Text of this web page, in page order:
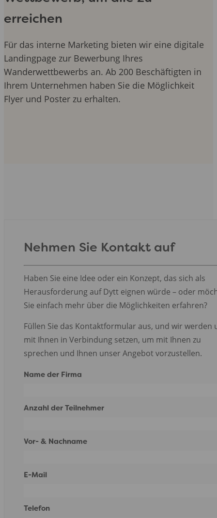
erreichen
Für das interne Marketing bieten wir eine digitale
Landingpage zur Bewerbung Ihres
Wanderwettbewerbs an. Ab 200 Beschäftigten in
Ihrem Unternehmen haben Sie die Möglichkeit
Flyer und Poster zu erhalten.
Nehmen Sie Kontakt auf
Haben Sie eine Idee oder ein Konzept, das sich als
Herausforderung auf Dytt eignen würde – oder
Sie einfach mehr über die Möglichkeiten erfahren?
Füllen Sie das Kontaktformular aus, und wir werden
mit Ihnen in Verbindung setzen, um mit Ihnen zu
sprechen und Ihnen unser Angebot vorzustellen.
Name der Firma
Anzahl der Teilnehmer
Vor- & Nachname
E-Mail
Telefon